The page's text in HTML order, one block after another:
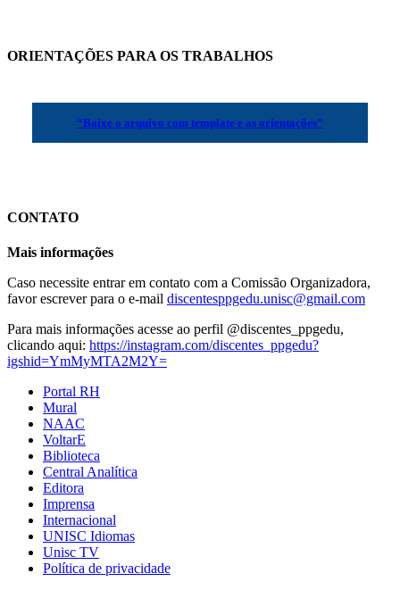
ORIENTAÇÕES PARA OS TRABALHOS
“Baixe o arquivo com template e as orientações”
CONTATO
Mais informações
Caso necessite entrar em contato com a Comissão Organizadora,
favor escrever para o e-mail discentesppgedu.unisc@gmail.com
Para mais informações acesse ao perfil @discentes_ppgedu,
clicando aqui: https://instagram.com/discentes_ppgedu?
igshid=YmMyMTA2M2Y=
Portal RH
Mural
NAAC
VoltarE
Biblioteca
Central Analítica
Editora
Imprensa
Internacional
UNISC Idiomas
Unisc TV
Política de privacidade